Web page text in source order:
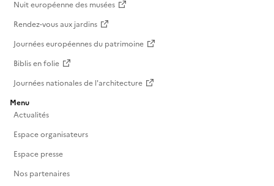
Nuit européenne des musées
Rendez-vous aux jardins
Journées européennes du patrimoine
Biblis en folie
Journées nationales de l'architecture
Menu
Actualités
Espace organisateurs
Espace presse
Nos partenaires